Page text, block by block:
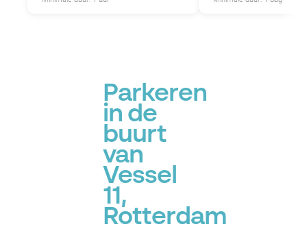
Parkeren
in de
buurt
van
Vessel
11,
Rotterdam